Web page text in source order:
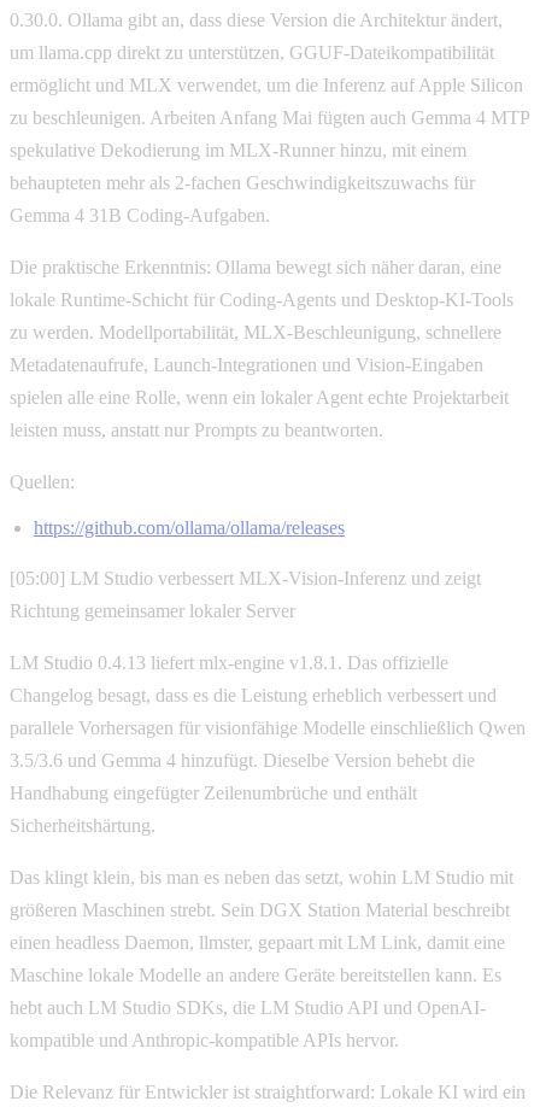
0.30.0. Ollama gibt an, dass diese Version die Architektur ändert,
um llama.cpp direkt zu unterstützen, GGUF-Dateikompatibilität
ermöglicht und MLX verwendet, um die Inferenz auf Apple Silicon
zu beschleunigen. Arbeiten Anfang Mai fügten auch Gemma 4 MTP
spekulative Dekodierung im MLX-Runner hinzu, mit einem
behaupteten mehr als 2-fachen Geschwindigkeitszuwachs für
Gemma 4 31B Coding-Aufgaben.
Die praktische Erkenntnis: Ollama bewegt sich näher daran, eine
lokale Runtime-Schicht für Coding-Agents und Desktop-KI-Tools
zu werden. Modellportabilität, MLX-Beschleunigung, schnellere
Metadatenaufrufe, Launch-Integrationen und Vision-Eingaben
spielen alle eine Rolle, wenn ein lokaler Agent echte Projektarbeit
leisten muss, anstatt nur Prompts zu beantworten.
Quellen:
https://github.com/ollama/ollama/releases
[05:00] LM Studio verbessert MLX-Vision-Inferenz und zeigt
Richtung gemeinsamer lokaler Server
LM Studio 0.4.13 liefert mlx-engine v1.8.1. Das offizielle
Changelog besagt, dass es die Leistung erheblich verbessert und
parallele Vorhersagen für visionfähige Modelle einschließlich Qwen
3.5/3.6 und Gemma 4 hinzufügt. Dieselbe Version behebt die
Handhabung eingefügter Zeilenumbrüche und enthält
Sicherheitshärtung.
Das klingt klein, bis man es neben das setzt, wohin LM Studio mit
größeren Maschinen strebt. Sein DGX Station Material beschreibt
einen headless Daemon, llmster, gepaart mit LM Link, damit eine
Maschine lokale Modelle an andere Geräte bereitstellen kann. Es
hebt auch LM Studio SDKs, die LM Studio API und OpenAI-
kompatible und Anthropic-kompatible APIs hervor.
Die Relevanz für Entwickler ist straightforward: Lokale KI wird ein